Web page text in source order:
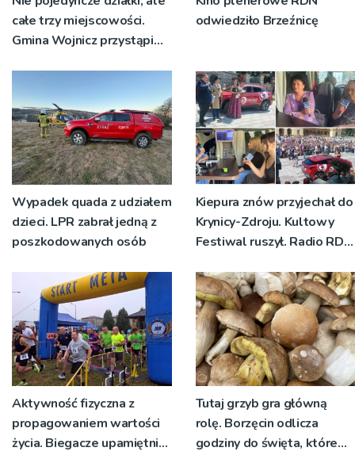
całe trzy miejscowości.
Gmina Wojnicz przystąpi
odwiedziło Brzeźnicę
Wypadek quada z udziałem
dzieci. LPR zabrał jedną z
poszkodowanych osób
Kiepura znów przyjechał do
Krynicy-Zdroju. Kultowy
Festiwal ruszył. Radio RDN
żywo [ZDJĘCIA]
Aktywność fizyczna z
propagowaniem wartości
życia. Biegacze upamiętnili
Tutaj grzyb gra główną
rolę. Borzęcin odlicza
godziny do święta, które